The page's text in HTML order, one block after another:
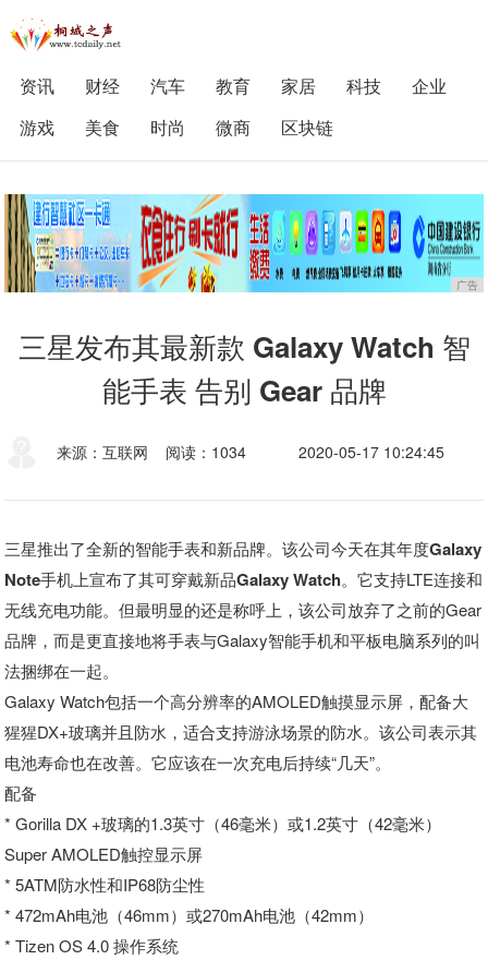
资讯 财经 汽车 教育 家居 科技
企业
游戏
美食 时尚 微商 区块链
广告
三星发布其最新款 Galaxy Watch 智
能手表 告别 Gear 品牌
来源：互联网 阅读：1034 2020-05-17 10:24:45
三星推出了全新的智能手表和新品牌。该公司今天在其年度Galaxy
Note手机上宣布了其可穿戴新品Galaxy Watch。它支持LTE连接和
无线充电功能。但最明显的还是称呼上，该公司放弃了之前的Gear
品牌，而是更直接地将手表与Galaxy智能手机和平板电脑系列的叫
法捆绑在一起。
Galaxy Watch包括一个高分辨率的AMOLED触摸显示屏，配备大
猩猩DX+玻璃并且防水，适合支持游泳场景的防水。该公司表示其
电池寿命也在改善。它应该在一次充电后持续“几天”。
配备
* Gorilla DX +玻璃的1.3英寸（46毫米）或1.2英寸（42毫米）
Super AMOLED触控显示屏
* 5ATM防水性和IP68防尘性
* 472mAh电池（46mm）或270mAh电池（42mm）
* Tizen OS 4.0 操作系统